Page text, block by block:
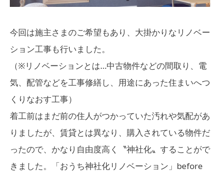
今回は施主さまのご希望もあり、大掛かりなリノベー
ション工事も行いました。
（※リノベーションとは…中古物件などの間取り、電
気、配管などを工事修繕し、用途にあった住まいへつ
くりなおす工事）
着工前はまだ前の住人がつかっていた汚れや気配があ
りましたが、賃貸とは異なり、購入されている物件だ
ったので、かなり自由度高く〝神社化〟することがで
きました。「おうち神社化リノベーション」before